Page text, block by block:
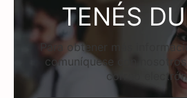
TENÉS
Para obtener más
comuníquese con
correo